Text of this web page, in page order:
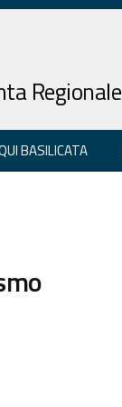
Regionale
BASILICATA